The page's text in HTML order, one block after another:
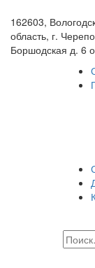
162603,
область, г.
Боршодская д. 6